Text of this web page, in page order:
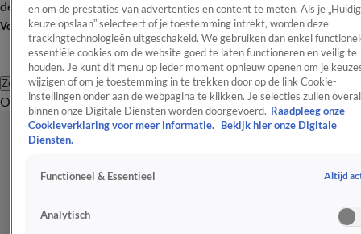
de redactieNieuwsbrief
Volg Shownieuws
Zoeken
OverzichtEntertainmentSpraakmakendRealityCrimeVideo's
en om de prestaties van advertenties en content te meten. Als je
keuze opslaan” selecteert of je toestemming intrekt, worden deze
trackingtechnologieën uitgeschakeld. We gebruiken dan enkel
essentiële cookies om de website goed te laten functioneren en veilig te
houden. Je kunt dit menu op ieder moment opnieuw openen om je
wijzigen of om je toestemming in te trekken door op de link Cookie-
instellingen onder aan de webpagina te klikken. Je selecties zullen overal
binnen onze Digitale Diensten worden doorgevoerd. Raadpleeg onze
Cookieverklaring voor meer informatie.
Bekijk hier onze Digitale
Diensten.
Functioneel & Essentieel Altijd
Analytisch